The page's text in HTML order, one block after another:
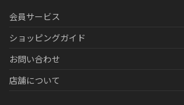
会員サービス
ショッピングガイド
お問い合わせ
店舗について